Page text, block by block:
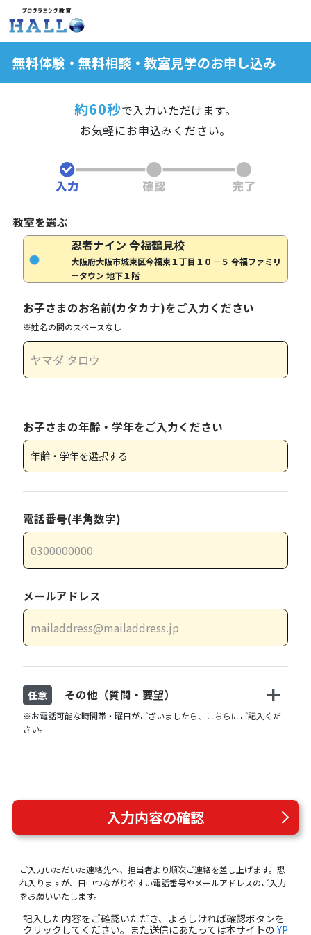
無料体験・無料相談・教室見学のお申し込み
約60秒で入力いただけます。
お気軽にお申込みください。
教室を選ぶ
忍者ナイン 今福鶴見校
大阪府大阪市城東区今福東１丁目１０－５ 今福ファミリ
ータウン 地下１階
お子さまのお名前(カタカナ)をご入力ください
※姓名の間のスペースなし
お子さまの年齢・学年をご入力ください
電話番号(半角数字)
メールアドレス
任意 その他（質問・要望）
※お電話可能な時間帯・曜日がございましたら、こちらにご記入くだ
さい。
入力内容の確認
ご入力いただいた連絡先へ、担当者より順次ご連絡を差し上げます。恐
れ入りますが、日中つながりやすい電話番号やメールアドレスのご入力
をお願いいたします。
記入した内容をご確認いただき、よろしければ確認ボタンを
クリックしてください。また送信にあたっては本サイトのYP